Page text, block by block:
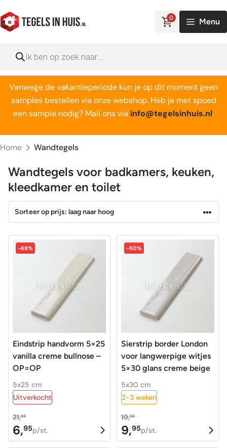
naar
de
0 Menu
zoeken
Vanwege de vakantieperiode kun je op dit moment geen
samples bestellen via onze webshop. Heb je met spoed
een sample nodig? Mail ons via info@tegelsinhuis.nl.
Home Wandtegels
Wandtegels voor badkamers, keuken,
kleedkamer en toilet
-68%
Eindstrip handvorm 5×25
vanilla creme bullnose –
OP=OP
5x25 cm
Uitverkocht
21,95
Oorspronkelijke
prijs
6,95
Huidige
prijs
p/st.
-50%
Sierstrip border London
voor langwerpige witjes
5×30 glans creme beige
5x30 cm
2-3 weken
19,95
Oorspronkelijke
prijs
9,95
Huidige
prijs
p/st.